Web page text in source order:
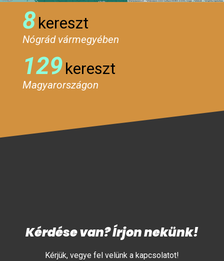
8kereszt
Nógrád vármegyében
129kereszt
Magyarországon
Kérdése van? Írjon nekünk!
Kérjük, vegye fel velünk a kapcsolatot!